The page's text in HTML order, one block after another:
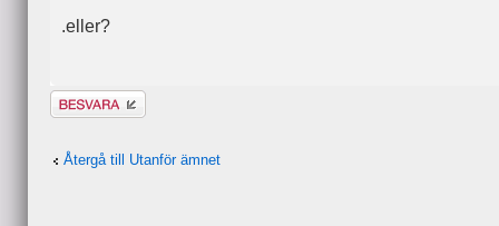
.eller?
Besvara
Återgå till Utanför ämnet